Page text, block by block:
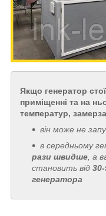
Якщо генератор
приміщенні та на
температур,
він може не
в середньому
рази швидше , а
становить від
генератора